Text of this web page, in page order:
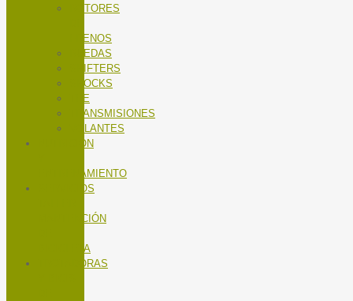
ROTORES
FRENOS
RUEDAS
SHIFTERS
SHOCKS
TEE
TRANSMISIONES
VOLANTES
NUTRICIÓN
ENTRENAMIENTO
SERVICIOS
MANTENCIÓN
BICICLETA
TROTADORAS